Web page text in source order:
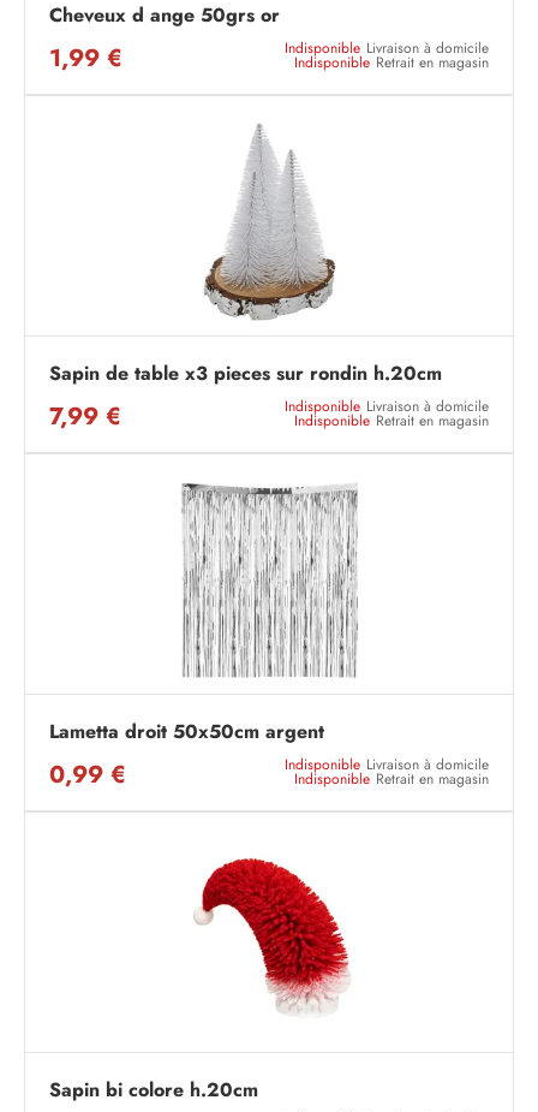
Cheveux d ange 50grs or
1,99 € Indisponible Livraison à domicile
Indisponible Retrait en magasin
Sapin de table x3 pieces sur rondin h.20cm
7,99 € Indisponible Livraison à domicile
Indisponible Retrait en magasin
Lametta droit 50x50cm argent
0,99 € Indisponible Livraison à domicile
Indisponible Retrait en magasin
Sapin bi colore h.20cm